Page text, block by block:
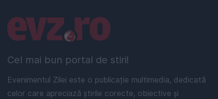
Cel mai bun portal de stiri!
Evenimentul Zilei este o publicație multimedia, dedicată
celor care apreciază știrile corecte, obiective și
Linkuri utile